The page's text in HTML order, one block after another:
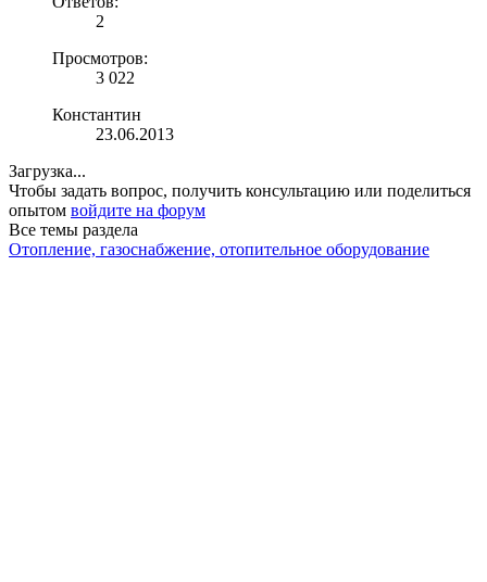
2
Просмотров:
3 022
Константин
23.06.2013
Загрузка...
Чтобы задать вопрос, получить консультацию или поделиться
опытом войдите на форум
Все темы раздела
Отопление, газоснабжение, отопительное оборудование